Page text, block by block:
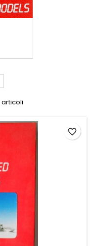
articoli
favorite_border